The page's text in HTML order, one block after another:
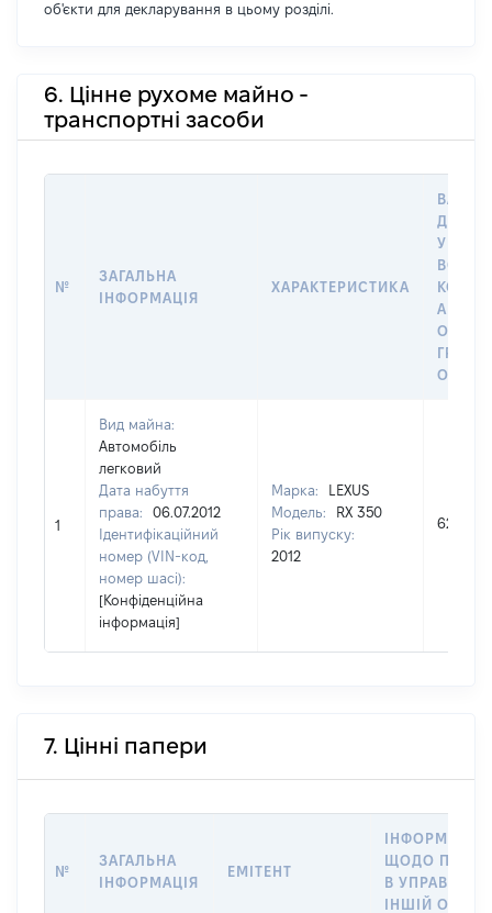
об'єкти для декларування в цьому розділі.
6. Цінне рухоме майно -
транспортні засоби
№
ЗАГАЛЬНА
ІНФОРМАЦІЯ
ХАРАКТЕРИСТИКА
ДАТУ
У
АБО
1
Вид майна:
Автомобіль
легковий
Дата набуття
права:
06.07.2012
Ідентифікаційний
номер (VIN-код,
номер шасі):
[Конфіденційна
інформація]
Марка:
LEXUS
Модель:
RX 350
Рік випуску:
2012
626890
7. Цінні папери
№
ЗАГАЛЬНА
ІНФОРМАЦІЯ
ЕМІТЕНТ
ІНФОРМАЦІЯ
ЩОДО
В
ІНШІЙ ОСОБІ